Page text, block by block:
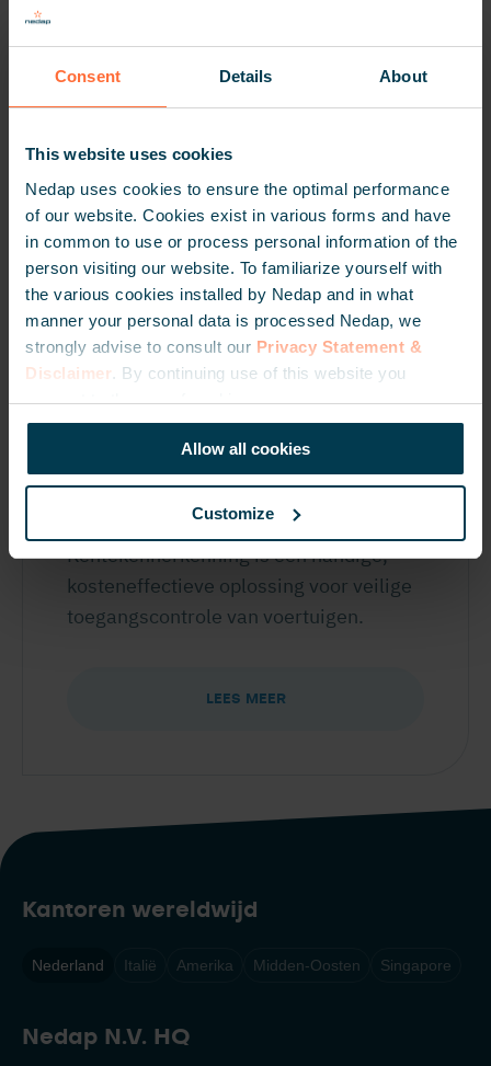
Consent Details About
This website uses cookies
Nedap uses cookies to ensure the optimal performance
of our website. Cookies exist in various forms and have
in common to use or process personal information of the
person visiting our website. To familiarize yourself with
the various cookies installed by Nedap and in what
manner your personal data is processed Nedap, we
strongly advise to consult our Privacy Statement &
Disclaimer. By continuing use of this website you
consent to the use of cookies.
Allow all cookies
Customize
veiligheid verhogen.
LEES MEER
Kentekenherkenning
oplossingen
Kentekenherkenning is een handige,
kosteneffectieve oplossing voor veilige
toegangscontrole van voertuigen.
LEES MEER
Kantoren wereldwijd
Nederland Italië Amerika Midden-Oosten Singapore
Nedap N.V. HQ